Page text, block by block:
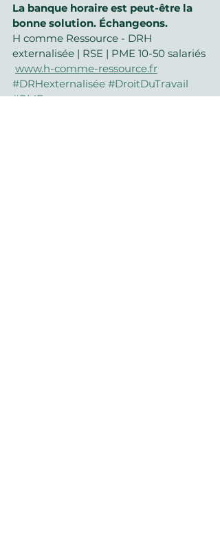
La banque horaire est peut-être la
bonne solution. Échangeons.
H comme Ressource - DRH
externalisée | RSE | PME 10-50 salariés
www.h-comme-ressource.fr
#DRHexternalisée #DroitDuTravail
#PME